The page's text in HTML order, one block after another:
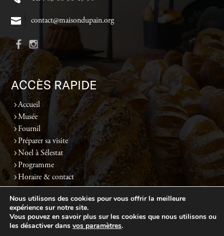
contact@maisondupain.org
ACCÈS RAPIDE
Accueil
Musée
Fournil
Préparer sa visite
Noel à Sélestat
Programme
Horaire & contact
Politique de confidentialité -Mentions légales
Nous utilisons des cookies pour vous offrir la meilleure
expérience sur notre site.
Vous pouvez en savoir plus sur les cookies que nous utilisons ou
les désactiver dans vos paramètres.